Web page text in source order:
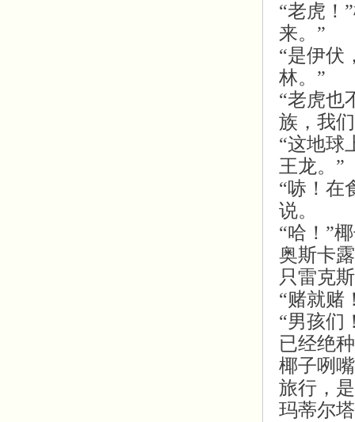
“老虎！
来。”
“是伊伏
林。”
“老虎也
族，我
“这地球
王龙。”
“哧！在
说。
“哈！”
奥斯卡
只雷克
“赌就赌
“男孩们
已经绝
椰子咧
旅行，
玛蒂尔